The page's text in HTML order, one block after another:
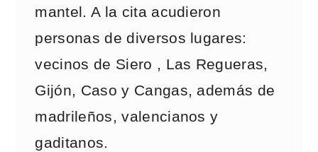
mantel. A la cita acudieron
personas de diversos lugares:
vecinos de Siero , Las Regueras,
Gijón, Caso y Cangas, además de
madrileños, valencianos y
gaditanos.